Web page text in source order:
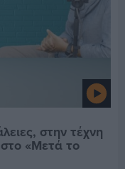
στην τέχνη
«Μετά το